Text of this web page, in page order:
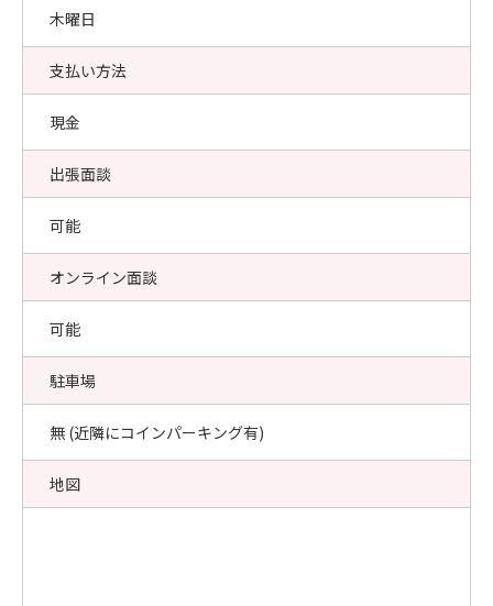
木曜日
支払い方法
現金
出張面談
可能
オンライン面談
可能
駐車場
無 (近隣にコインパーキング有)
地図